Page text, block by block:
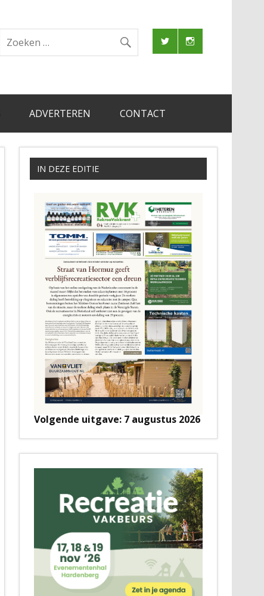
ADVERTEREN CONTACT
IN DEZE EDITIE
Volgende uitgave: 7 augustus 2026